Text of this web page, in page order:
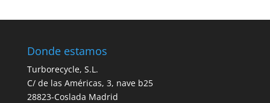
Donde estamos
Turborecycle, S.L.
C/ de las Américas, 3, nave b25
28823-Coslada Madrid